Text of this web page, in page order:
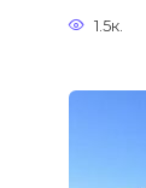
1.5к.